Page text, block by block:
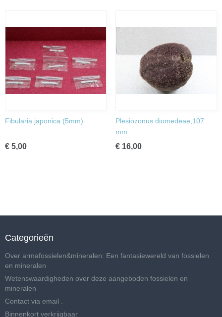
Fibularia japonica (5mm)
€ 5,00
Plesiozonus diomedeae,107
mm
€ 16,00
Categorieën
Over armafossielen&mineralen: Een fantasiewereld van fossielen
en mineralen
Wetenswaardigheden over deze aangeboden fossielen en
mineralen
Contact via email .
Binnenkort verkrijgbaar